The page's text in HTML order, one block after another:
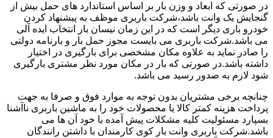
در صورتی که ابعاد و وزن بار بر اساس استاندارد های حمل بیش از
گنجایش یک وانت باشد،شرکت باربری موظف به پیشنهاد کردن
خودرو باری دیگر است که در این زمان نیسان بار انتخاب ایده آلی
می باشد.شرکت باربری می بایست مجوز حمل بار و بارنامه دولتی
را صادر نماید به علاوه مکان مشخصی برای بارگیری در اختیار
داشته باشد.در صورتی که بار در مکان مورد نظر مشتری بارگیری
شود لازم به صدور رسید می باشد.
چنانچه برخی مشتریان بدون توجه به موارد فوق و صرفا به جهت
پرداخت هزینه کمتر کالا یا محصولات خود را به ماشین باربری ناآشنا
بسپارد مسئولیت کلیه مشکلات پیش آمده با خود آن ها می
باشد.شرکت باربری وانت بار کوی کارمندان با داشتن رانندگان